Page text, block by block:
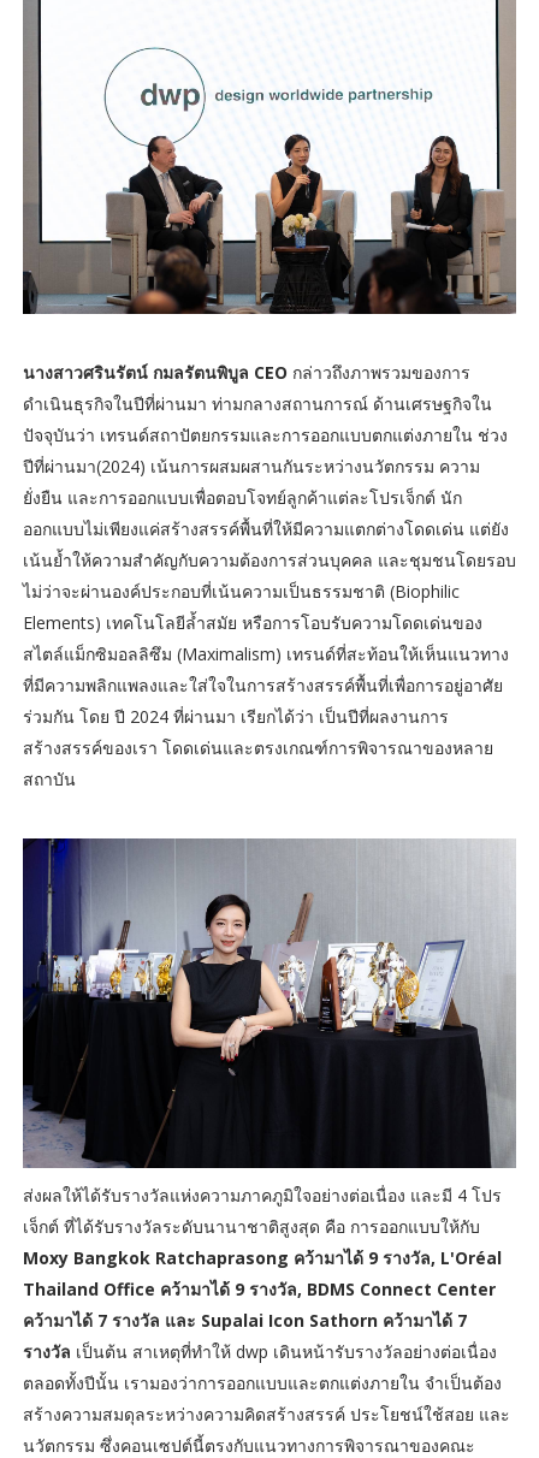
นางสาวศรินรัตน์ กมลรัตนพิบูล CEO กล่าวถึงภาพรวมของการ
ดำเนินธุรกิจในปีที่ผ่านมา ท่ามกลางสถานการณ์ ด้านเศรษฐกิจใน
ปัจจุบันว่า เทรนด์สถาปัตยกรรมและการออกแบบตกแต่งภายใน ช่วง
ปีที่ผ่านมา(2024) เน้นการผสมผสานกันระหว่างนวัตกรรม ความ
ยั่งยืน และการออกแบบเพื่อตอบโจทย์ลูกค้าแต่ละโปรเจ็กต์ นัก
ออกแบบไม่เพียงแค่สร้างสรรค์พื้นที่ให้มีความแตกต่างโดดเด่น แต่ยัง
เน้นย้ำให้ความสำคัญกับความต้องการส่วนบุคคล และชุมชนโดยรอบ
ไม่ว่าจะผ่านองค์ประกอบที่เน้นความเป็นธรรมชาติ (Biophilic
Elements) เทคโนโลยีล้ำสมัย หรือการโอบรับความโดดเด่นของ
สไตล์แม็กซิมอลลิซึม (Maximalism) เทรนด์ที่สะท้อนให้เห็นแนวทาง
ที่มีความพลิกแพลงและใส่ใจในการสร้างสรรค์พื้นที่เพื่อการอยู่อาศัย
ร่วมกัน โดย ปี 2024 ที่ผ่านมา เรียกได้ว่า เป็นปีที่ผลงานการ
สร้างสรรค์ของเรา โดดเด่นและตรงเกณฑ์การพิจารณาของหลาย
สถาบัน
ส่งผลให้ได้รับรางวัลแห่งความภาคภูมิใจอย่างต่อเนื่อง และมี 4 โปร
เจ็กต์ ที่ได้รับรางวัลระดับนานาชาติสูงสุด คือ การออกแบบให้กับ
Moxy Bangkok Ratchaprasong คว้ามาได้ 9 รางวัล, L'Oréal
Thailand Office คว้ามาได้ 9 รางวัล, BDMS Connect Center
คว้ามาได้ 7 รางวัล และ Supalai Icon Sathorn คว้ามาได้ 7
รางวัล เป็นต้น สาเหตุที่ทำให้ dwp เดินหน้ารับรางวัลอย่างต่อเนื่อง
ตลอดทั้งปีนั้น เรามองว่าการออกแบบและตกแต่งภายใน จำเป็นต้อง
สร้างความสมดุลระหว่างความคิดสร้างสรรค์ ประโยชน์ใช้สอย และ
นวัตกรรม ซึ่งคอนเซปต์นี้ตรงกับแนวทางการพิจารณาของคณะ